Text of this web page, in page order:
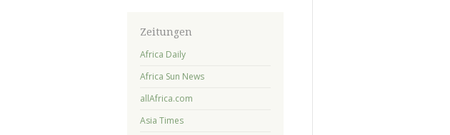
Zeitungen
Africa Daily
Africa Sun News
allAfrica.com
Asia Times